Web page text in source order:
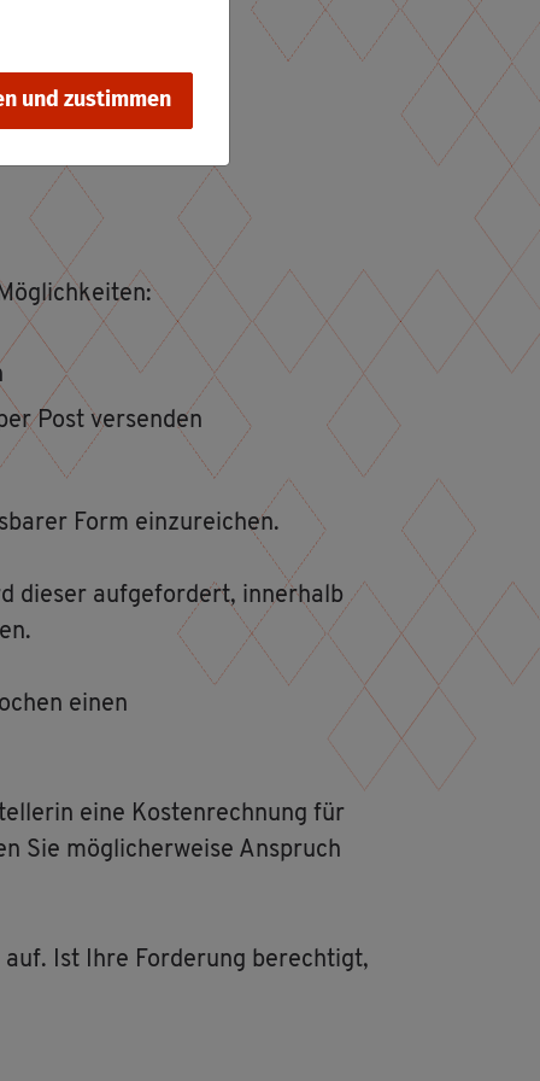
und zustimmen
Post ver­sen­den
Form ein­zu­rei­chen.
die­ser auf­ge­for­dert, in­ner­halb
einen
eine Kos­ten­rech­nung für
Sie mög­li­cher­wei­se An­spruch
Ist Ihre For­de­rung be­rech­tigt,